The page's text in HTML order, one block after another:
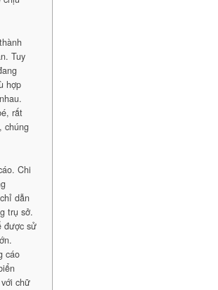
Tuy
hợp
rất
chúng
Chi
dẫn
trụ sở.
được sử
cáo
chữ